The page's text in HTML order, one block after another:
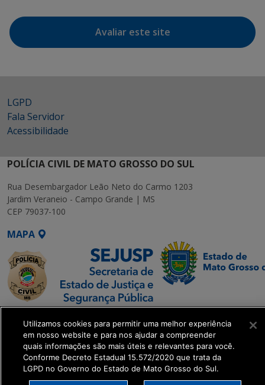
Avaliar este site
LGPD
Fala Servidor
Acessibilidade
POLÍCIA CIVIL DE MATO GROSSO DO SUL
Rua Desembargador Leão Neto do Carmo 1203
Jardim Veraneio - Campo Grande | MS
CEP 79037-100
MAPA
SETDIG | Secretaria-
Executiva de
Transformação Digital
get_footer();
Utilizamos cookies para permitir uma melhor experiência
em nosso website e para nos ajudar a compreender
quais informações são mais úteis e relevantes para você.
Conforme Decreto Estadual 15.572/2020 que trata da
LGPD no Governo do Estado de Mato Grosso do Sul.